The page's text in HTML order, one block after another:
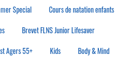
Special
Cours de natation enfants
Brevet FLNS Junior Lifesaver
Agers 55+ Kids
Body & Mind